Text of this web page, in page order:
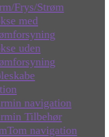
Frys/Strøm
med
uden
navigation
Tilbehør
navigation